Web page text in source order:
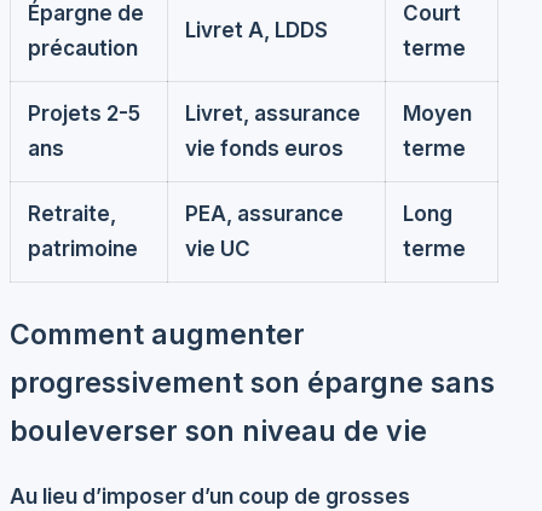
Épargne de
précaution
Livret A, LDDS
Court
terme
Projets 2-5
ans
Livret, assurance
vie fonds euros
Moyen
terme
Retraite,
patrimoine
PEA, assurance
vie UC
Long
terme
Comment augmenter
progressivement son épargne sans
bouleverser son niveau de vie
Au lieu d’imposer d’un coup de grosses